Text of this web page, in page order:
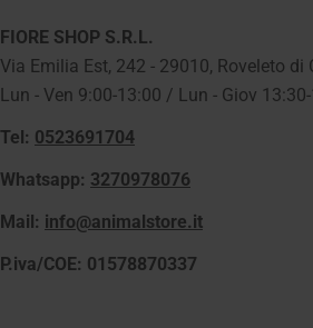
FIORE SHOP S.R.L.
Via Emilia Est, 242 - 29010, Roveleto di
Lun - Ven 9:00-13:00 / Lun - Giov
Tel: 0523691704
Whatsapp: 3270978076
Mail: info@animalstore.it
P.iva/COE: 01578870337